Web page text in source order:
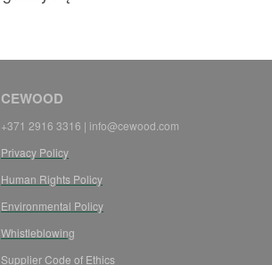
CEWOOD
+371 2916 3316 | info@cewood.com
Privacy Policy
Human Rights Policy
Environmental Policy
Whistleblowing
Supplier Code of Ethics